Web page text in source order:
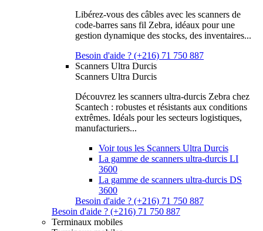
Libérez-vous des câbles avec les scanners de
code-barres sans fil Zebra, idéaux pour une
gestion dynamique des stocks, des inventaires...
Besoin d'aide ? (+216) 71 750 887
Scanners Ultra Durcis
Scanners Ultra Durcis
Découvrez les scanners ultra-durcis Zebra chez
Scantech : robustes et résistants aux conditions
extrêmes. Idéals pour les secteurs logistiques,
manufacturiers...
Voir tous les Scanners Ultra Durcis
La gamme de scanners ultra-durcis LI
3600
La gamme de scanners ultra-durcis DS
3600
Besoin d'aide ? (+216) 71 750 887
Besoin d'aide ? (+216) 71 750 887
Terminaux mobiles